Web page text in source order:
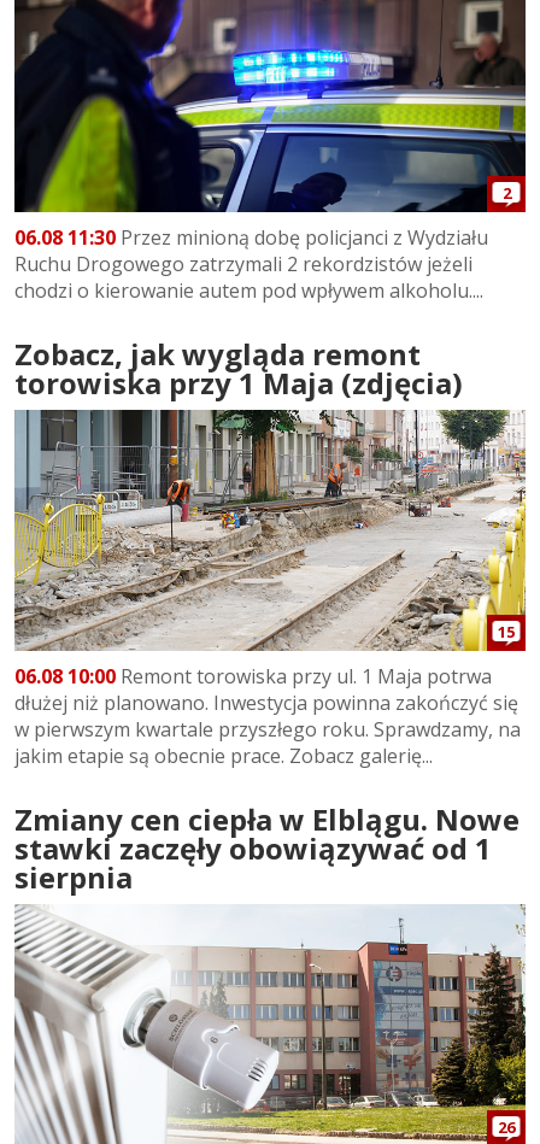
2
06.08 11:30 Przez minioną dobę policjanci z Wydziału
Ruchu Drogowego zatrzymali 2 rekordzistów jeżeli
chodzi o kierowanie autem pod wpływem alkoholu....
Zobacz, jak wygląda remont
torowiska przy 1 Maja (zdjęcia)
15
06.08 10:00 Remont torowiska przy ul. 1 Maja potrwa
dłużej niż planowano. Inwestycja powinna zakończyć się
w pierwszym kwartale przyszłego roku. Sprawdzamy, na
jakim etapie są obecnie prace. Zobacz galerię...
Zmiany cen ciepła w Elblągu. Nowe
stawki zaczęły obowiązywać od 1
sierpnia
26